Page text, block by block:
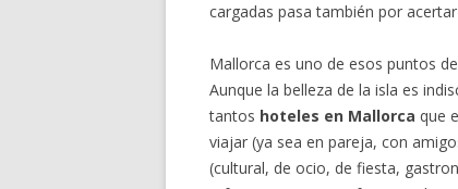
cargadas pasa también por
Mallorca es uno de esos puntos
Aunque la belleza de la isla es
tantos hoteles en Mallorca que
viajar (ya sea en pareja, con
(cultural, de ocio, de fiesta,